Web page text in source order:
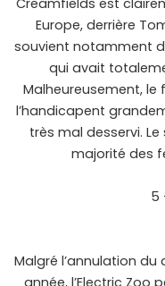
Europe, derrière
souvient notamment
qui avait
Malheureusement,
l’handicapent
très mal desservi.
majorité des
5
Malgré l’annulation
année, l’Electric Zoo